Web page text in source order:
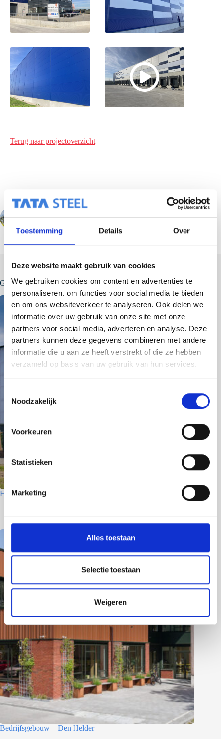
Toestemming Details Over
Deze website maakt gebruik van cookies
We gebruiken cookies om content en advertenties te
personaliseren, om functies voor social media te bieden
en om ons websiteverkeer te analyseren. Ook delen we
informatie over uw gebruik van onze site met onze
partners voor social media, adverteren en analyse. Deze
partners kunnen deze gegevens combineren met andere
informatie die u aan ze heeft verstrekt of die ze hebben
verzameld op basis van uw gebruik van hun services.
s
m
m
i
n
c
i
Noodzakelijk
Voorkeuren
Statistieken
Marketing
Alles toestaan
Selectie toestaan
Weigeren
Terug naar projectoverzicht
VORIGE
Gerelateerde berichten
Houtfabriek – Utrecht
Bedrijfsgebouw – Den Helder